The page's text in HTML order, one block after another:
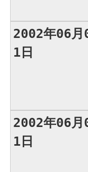
2002年06月
1日
2002年06月
1日